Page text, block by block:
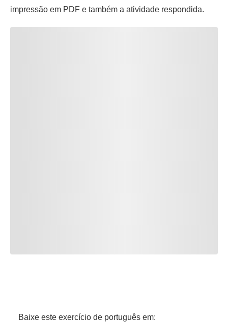
impressão em PDF e também a atividade respondida.
Baixe este exercício de português em: